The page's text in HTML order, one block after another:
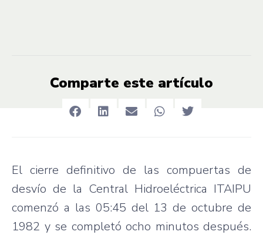
Comparte este artículo
El cierre definitivo de las compuertas de
desvío de la Central Hidroeléctrica ITAIPU
comenzó a las 05:45 del 13 de octubre de
1982 y se completó ocho minutos después.